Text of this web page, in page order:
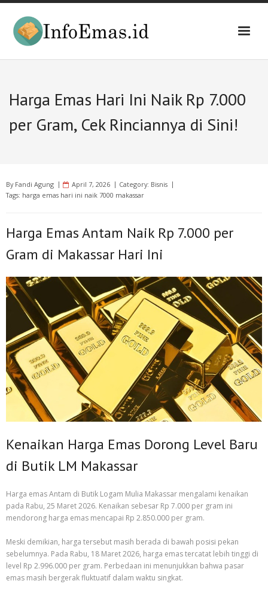
Skip
content
Harga Emas Hari Ini Naik Rp 7.000
per Gram, Cek Rinciannya di Sini!
By Fandi Agung April 7, 2026 Category: Bisnis
Tags: harga emas hari ini naik 7000 makassar
Harga Emas Antam Naik Rp 7.000 per
Gram di Makassar Hari Ini
Kenaikan Harga Emas Dorong Level Baru
di Butik LM Makassar
Harga emas Antam di Butik Logam Mulia Makassar mengalami kenaikan
pada Rabu, 25 Maret 2026. Kenaikan sebesar Rp 7.000 per gram ini
mendorong harga emas mencapai Rp 2.850.000 per gram.
Meski demikian, harga tersebut masih berada di bawah posisi pekan
sebelumnya. Pada Rabu, 18 Maret 2026, harga emas tercatat lebih tinggi di
level Rp 2.996.000 per gram. Perbedaan ini menunjukkan bahwa pasar
emas masih bergerak fluktuatif dalam waktu singkat.